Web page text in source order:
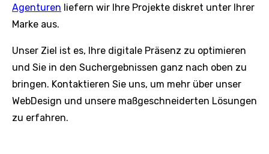
Agenturen liefern wir Ihre Projekte diskret unter Ihrer
Marke aus.
Unser Ziel ist es, Ihre digitale Präsenz zu optimieren
und Sie in den Suchergebnissen ganz nach oben zu
bringen. Kontaktieren Sie uns, um mehr über unser
WebDesign und unsere maßgeschneiderten Lösungen
zu erfahren.